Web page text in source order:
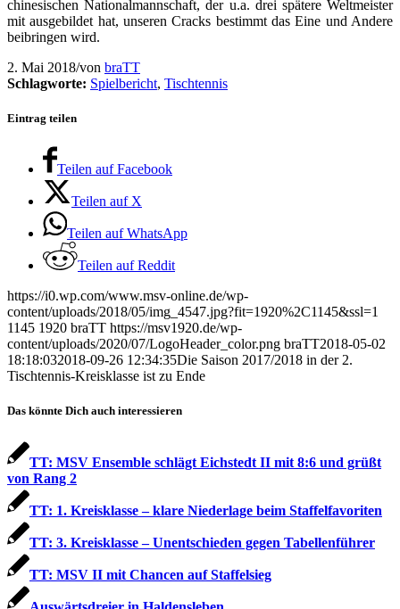
chinesischen Nationalmannschaft, der u.a. drei spätere Weltmeister
mit ausgebildet hat, unseren Cracks bestimmt das Eine und Andere
beibringen wird.
2. Mai 2018/von braTT
Schlagworte: Spielbericht, Tischtennis
Eintrag teilen
Teilen auf Facebook
Teilen auf X
Teilen auf WhatsApp
Teilen auf Reddit
https://i0.wp.com/www.msv-online.de/wp-
content/uploads/2018/05/img_4547.jpg?fit=1920%2C1145&ssl=1
1145 1920 braTT https://msv1920.de/wp-
content/uploads/2020/07/LogoHeader_color.png braTT2018-05-02
18:18:032018-09-26 12:34:35Die Saison 2017/2018 in der 2.
Tischtennis-Kreisklasse ist zu Ende
Das könnte Dich auch interessieren
TT: MSV Ensemble schlägt Eichstedt II mit 8:6 und grüßt
von Rang 2
TT: 1. Kreisklasse – klare Niederlage beim Staffelfavoriten
TT: 3. Kreisklasse – Unentschieden gegen Tabellenführer
TT: MSV II mit Chancen auf Staffelsieg